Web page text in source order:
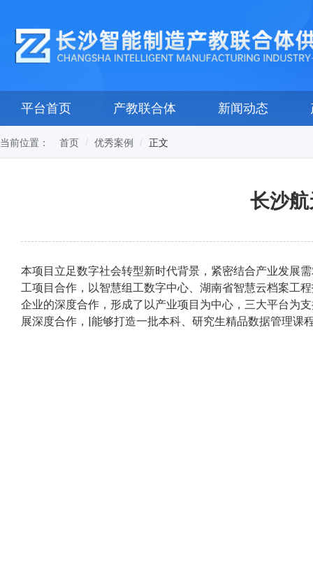
平台首页 产教联合体 新闻动态
当前位置： 首页 优秀案例 正文
长沙
本项目立足数字社会转型新时代背景，紧密结合产业发展
工项目合作，以智慧组工数字中心、 湖南省智慧云档案工
企业的深度合作，形成了以产业项目为中心，三大平台为
展深度合作，|能够打造一批本科、研究生精品数据管理